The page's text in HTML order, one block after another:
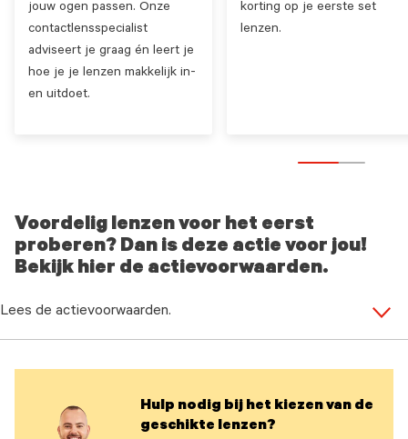
jouw ogen passen. Onze
contactlensspecialist
adviseert je graag én leert je
hoe je je lenzen makkelijk in-
en uitdoet.
korting op je eerste set
lenzen.
Voordelig lenzen voor het eerst
proberen? Dan is deze actie voor jou!
Bekijk hier de actievoorwaarden.
Lees de actievoorwaarden.
Hulp nodig bij het kiezen van de
geschikte lenzen?